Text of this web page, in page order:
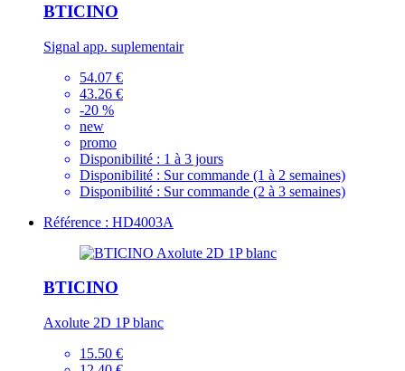
BTICINO
Signal app. suplementair
54.07 €
43.26 €
-20 %
new
promo
Disponibilité : 1 à 3 jours
Disponibilité : Sur commande (1 à 2 semaines)
Disponibilité : Sur commande (2 à 3 semaines)
Référence : HD4003A
BTICINO
Axolute 2D 1P blanc
15.50 €